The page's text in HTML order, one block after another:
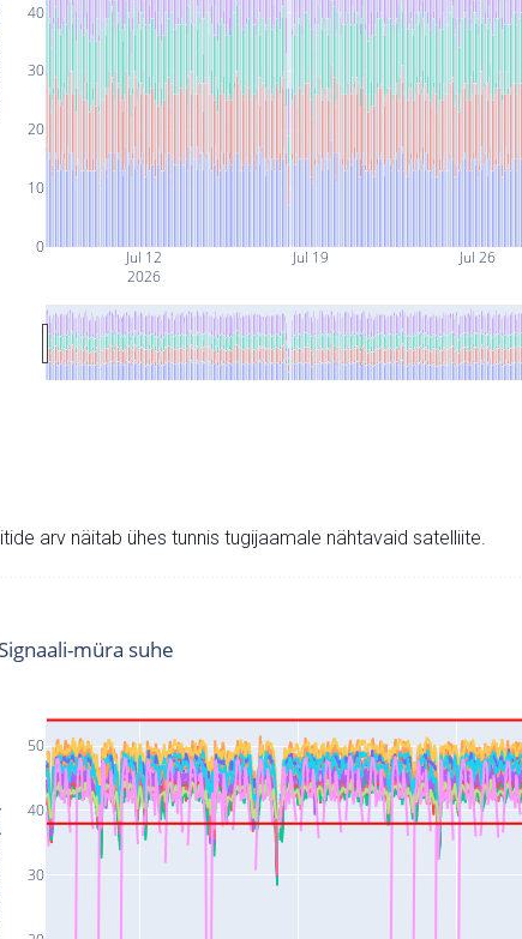
Jul 12
2026
Jul 19 Jul 26
0
10
20
30
40
arv näitab ühes tunnis tugijaamale nähtavaid satelliite.
30
40
50
müra suhe